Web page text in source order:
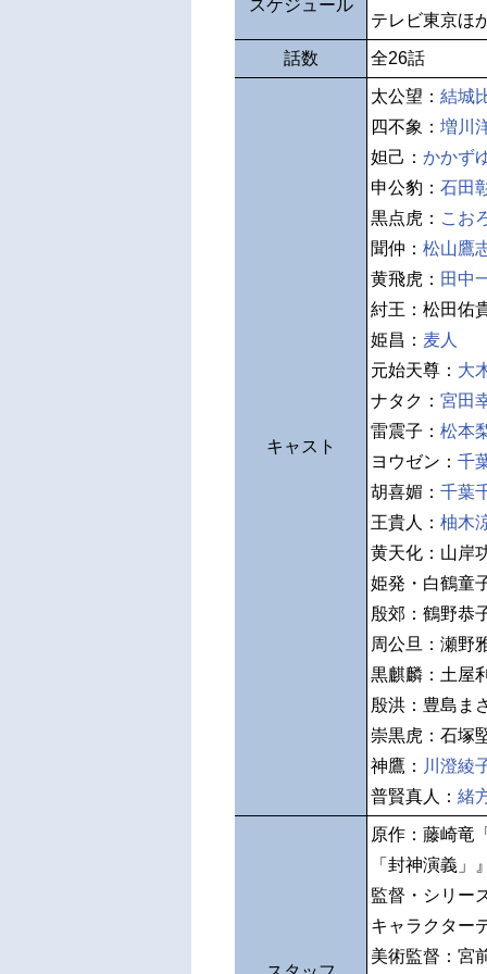
スケジュール
テレビ東京ほ
話数 全26話
キャスト
太公望： 結城
四不象： 増川
妲己： かかず
申公豹： 石田
黒点虎： こお
聞仲： 松山鷹
黄飛虎： 田中
紂王：松田佑
姫昌： 麦人
元始天尊： 大
ナタク： 宮田
雷震子： 松本
ヨウゼン： 千
胡喜媚： 千葉
王貴人： 柚木
黄天化：山岸
姫発・白鶴童
殷郊：鶴野恭
周公旦：瀬野
黒麒麟：土屋
殷洪：豊島ま
崇黒虎：石塚
神鷹： 川澄綾
普賢真人： 緒
原作：藤崎竜
「封神演義」
監督・シリー
キャラクター
美術監督：宮